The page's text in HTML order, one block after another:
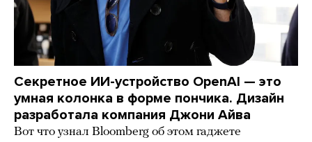
Секретное ИИ-устройство OpenAI — это
умная колонка в форме пончика. Дизайн
разработала компания Джони Айва
Вот что узнал Bloomberg об этом гаджете